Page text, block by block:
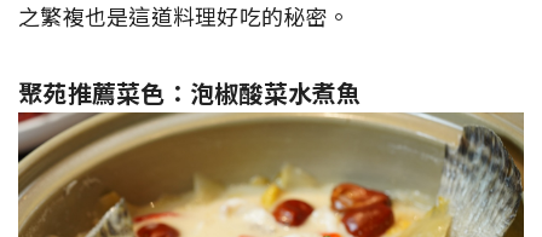
之繁複也是這道料理好吃的秘密。
聚苑推薦菜色：泡椒酸菜水煮魚